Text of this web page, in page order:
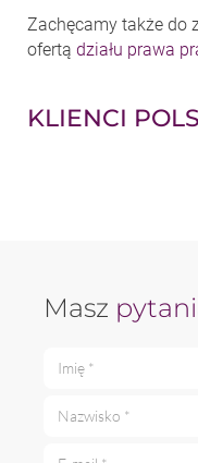
Zachęcamy także do
ofertą działu prawa
KLIENCI
Masz